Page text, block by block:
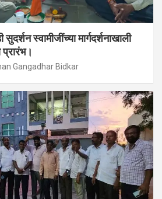
स्वामीजींच्या मार्गदर्शनाखाली
प्रारंभ।
Gangadhar Bidkar